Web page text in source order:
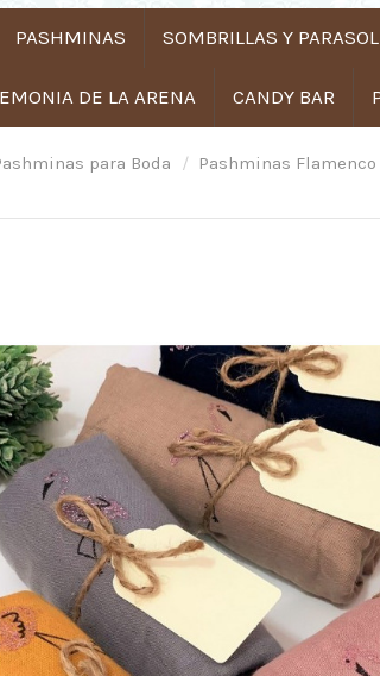
PASHMINAS SOMBRILLAS Y
DE LA ARENA CANDY BAR
para Boda Pashminas Flamenco